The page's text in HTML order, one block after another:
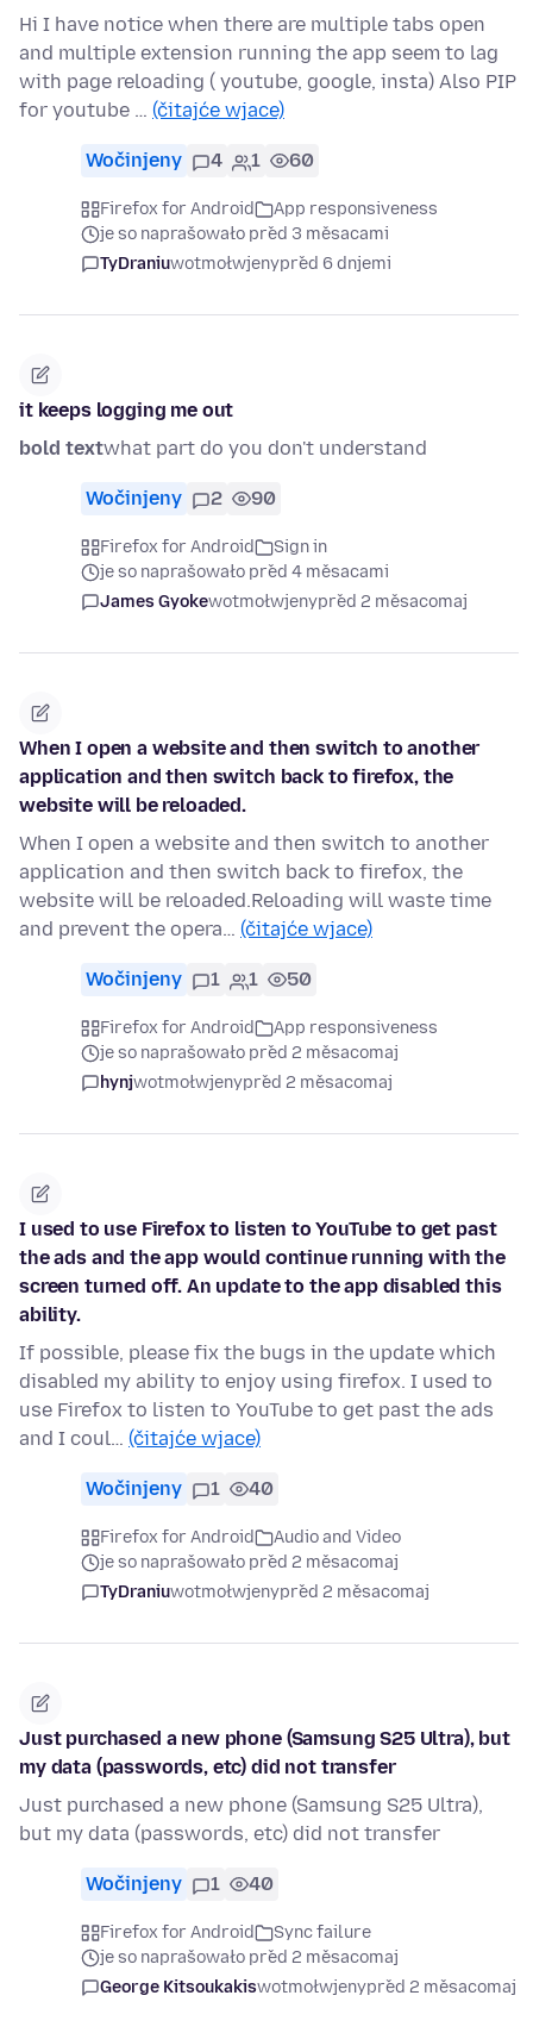
Hi I have notice when there are multiple tabs open
and multiple extension running the app seem to lag
with page reloading ( youtube, google, insta) Also PIP
for youtube … (čitajće wjace)
Wočinjeny 4 1 60
Firefox for Android
App responsiveness
je so naprašowało před 3 měsacami
TyDraniuwotmołwjenypřed 6 dnjemi
it keeps logging me out
bold textwhat part do you don't understand
Wočinjeny 2 90
Firefox for Android
Sign in
je so naprašowało před 4 měsacami
James Gyokewotmołwjenypřed 2 měsacomaj
When I open a website and then switch to another
application and then switch back to firefox, the
website will be reloaded.
When I open a website and then switch to another
application and then switch back to firefox, the
website will be reloaded.Reloading will waste time
and prevent the opera… (čitajće wjace)
Wočinjeny 1 1 50
Firefox for Android
App responsiveness
je so naprašowało před 2 měsacomaj
hynjwotmołwjenypřed 2 měsacomaj
I used to use Firefox to listen to YouTube to get past
the ads and the app would continue running with the
screen turned off. An update to the app disabled this
ability.
If possible, please fix the bugs in the update which
disabled my ability to enjoy using firefox. I used to
use Firefox to listen to YouTube to get past the ads
and I coul… (čitajće wjace)
Wočinjeny 1 40
Firefox for Android
Audio and Video
je so naprašowało před 2 měsacomaj
TyDraniuwotmołwjenypřed 2 měsacomaj
Just purchased a new phone (Samsung S25 Ultra), but
my data (passwords, etc) did not transfer
Just purchased a new phone (Samsung S25 Ultra),
but my data (passwords, etc) did not transfer
Wočinjeny 1 40
Firefox for Android
Sync failure
je so naprašowało před 2 měsacomaj
George Kitsoukakiswotmołwjenypřed 2 měsacomaj